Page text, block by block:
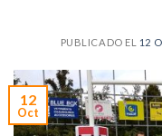
PUBLICADO EL 12
12
Oct